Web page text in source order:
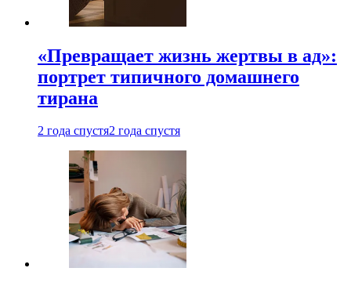
«Превращает жизнь жертвы в ад»:
портрет типичного домашнего
тирана
2 года спустя2 года спустя